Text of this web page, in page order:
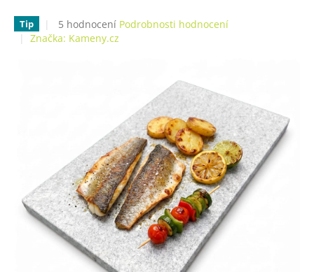
Tip
Průměrné
hodnocení
5 hodnocení Podrobnosti hodnocení
Značka: Kameny.cz